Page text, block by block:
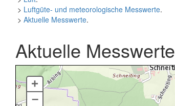
> Luftgüte- und meteorologische Messwerte.
> Aktuelle Messwerte.
Aktuelle Messwerte
+
–